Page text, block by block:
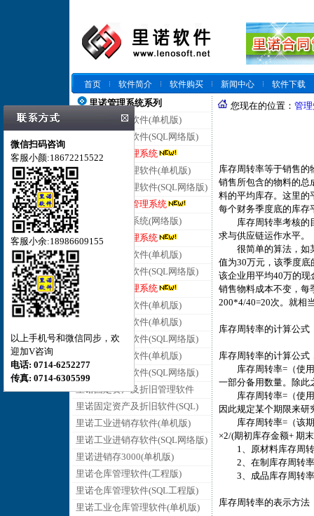
首页 软件简介 软件购买 新闻中心
软件下载
里诺管理系统系列
里诺仓库管理软件(单机版)
里诺仓库管理软件(SQL网络版)
里诺云仓库管理系统
里诺进销存管理软件(单机版)
里诺进销存管理软件(SQL网络版)
里诺云进销存管理系统
里诺客户管理系统(网络版)
里诺云客户管理系统
里诺合同管理软件(单机版)
里诺合同管理软件(SQL网络版)
里诺云合同管理系统
里诺会员管理软件(单机版)
里诺销售管理软件(单机版)
里诺销售管理软件(SQL网络版)
里诺采购管理软件(单机版)
里诺采购管理软件(SQL网络版)
里诺固定资产及折旧管理软件
里诺固定资产及折旧软件(SQL)
里诺工业进销存软件(单机版)
里诺工业进销存软件(SQL网络版)
里诺进销存3000(单机版)
里诺仓库管理软件(工程版)
里诺仓库管理软件(SQL工程版)
里诺工业仓库管理软件(单机版)
您现在的位置： 管
库存周转率等于销售的
销售所包含的物料的总
料的平均库存。这里的
每个财务季度底的库存
库存周转率考核的目
求与供应链运作水平。
很简单的算法，如某
值为30万元，该季度底
该企业用平均40万的
销售物料成本不变，每
200*4/40=20次。就相
库存周转率的计算公式
库存周转率的计算公式
库存周转率=（使用
一部分备用数量。除此
库存周转率=（使用
因此规定某个期限来研
库存周转率=（该期
×2/(期初库存金额+ 期
1、原材料库存周转
2、在制库存周转率
3、成品库存周转率
库存周转率的表示方法
微信扫码咨询
客服小颜:18672215522
客服小余:18986609155
以上手机号和微信同步，欢
迎加V咨询
电话: 0714-6252277
传真: 0714-6305599